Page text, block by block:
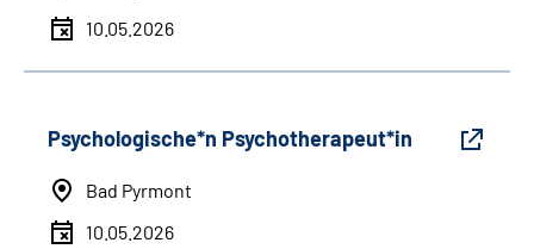
10.05.2026
Psychologische*n Psychotherapeut*in
Bad Pyrmont
10.05.2026